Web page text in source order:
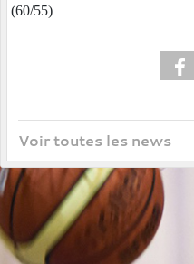
(60/55)
Voir toutes les news